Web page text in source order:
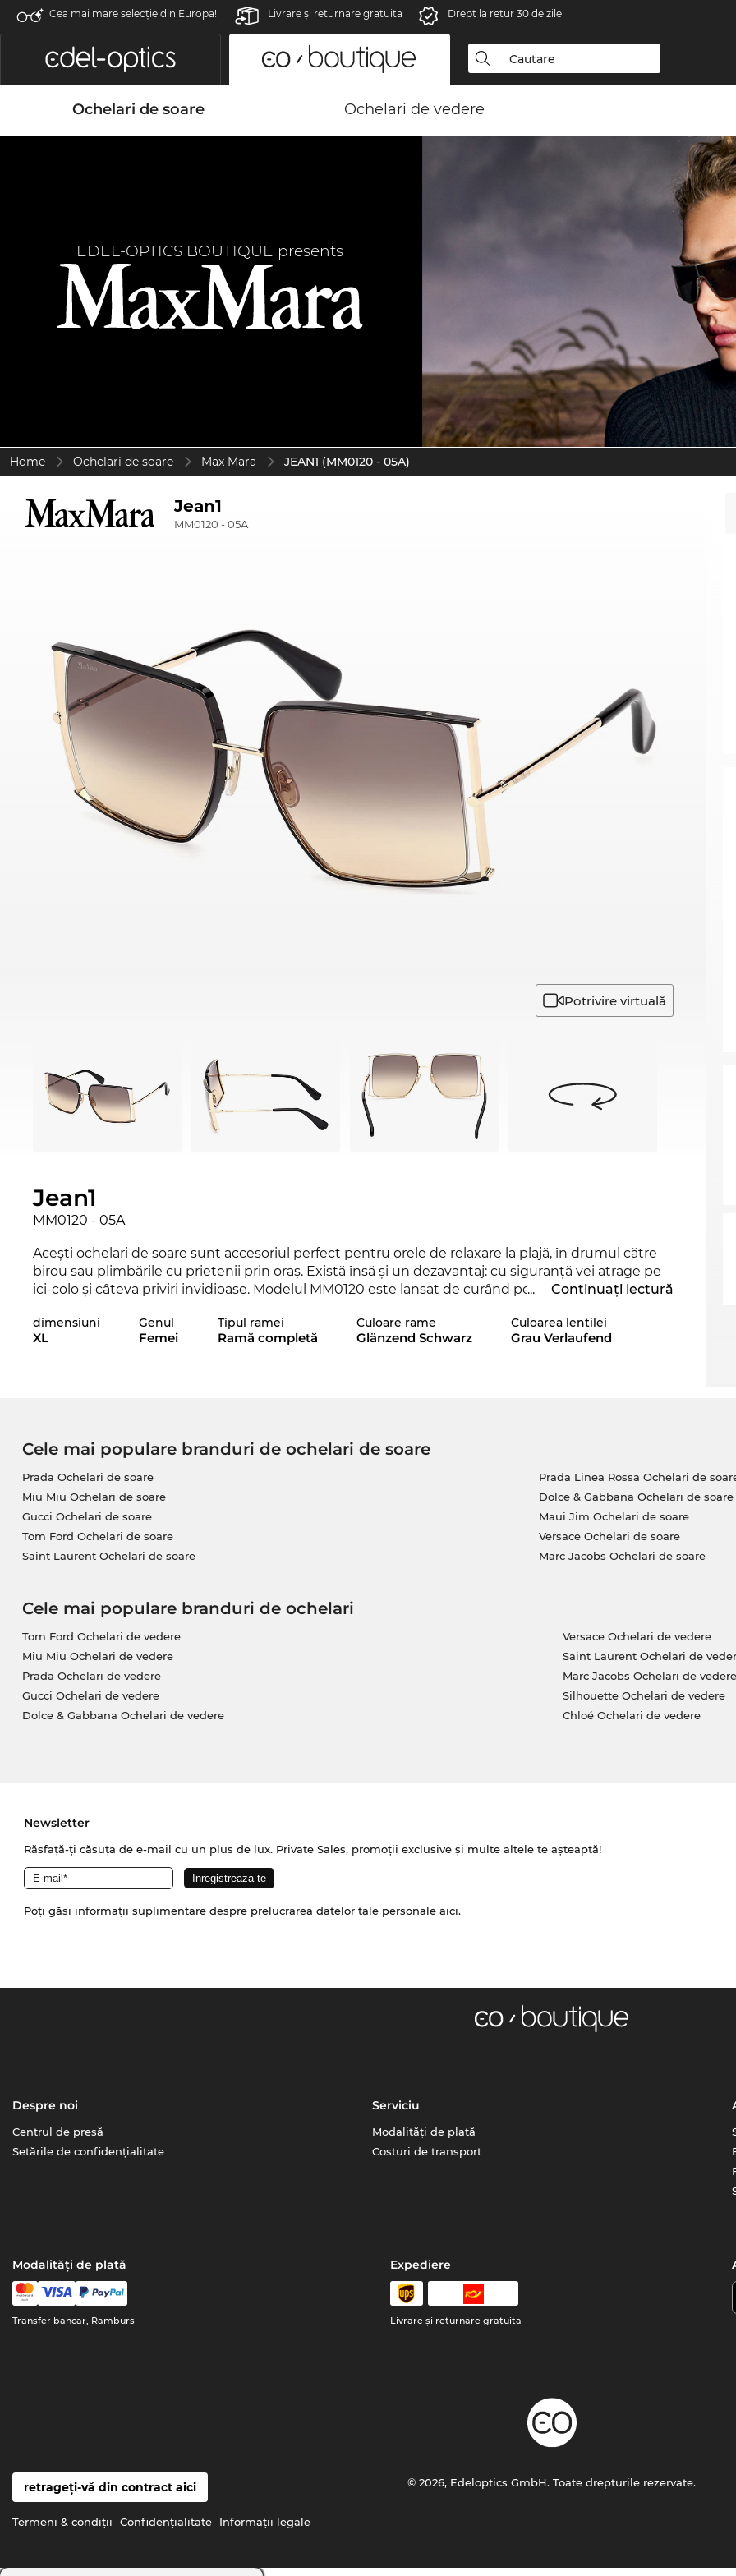
Cea mai mare selecție din Europa! Livrare şi returnare gratuita Drept la retur 30 de zile
Ochelari de soare Ochelari de vedere
EDEL-OPTICS BOUTIQUE presents
Home Ochelari de soare Max Mara JEAN1 (MM0120 - 05A)
Jean1
MM0120 - 05A
Potrivire virtuală
Jean1
MM0120 - 05A
Aceşti ochelari de soare sunt accesoriul perfect pentru orele de relaxare la plajă, în drumul către
birou sau plimbările cu prietenii prin oraş. Există însă şi un dezavantaj: cu siguranţă vei atrage pe
ici-colo şi câteva priviri invidioase. Modelul MM0120 este lansat de curând pe piaţă în 2024, aşa
Liniile pline de expresivitate conferă notei clasice a acestui model un caracter inconfundabil, ceea
află în stoc şi noi putem să-l expediem numaidecât, pentru un preţ super convenabil, aşa cu
găseşti doar la Edel-Optics. Cumpărând de pe Edel-Optics îţi asiguri cel mai bun preţ, pentru că
... Continuați lectură
dimensiuni
XL
Genul
Femei
Tipul ramei
Ramă completă
Culoare rame
Glänzend Schwarz
Culoarea lentilei
Grau Verlaufend
Cele mai populare branduri de ochelari de soare
Prada Ochelari de soare
Miu Miu Ochelari de soare
Gucci Ochelari de soare
Tom Ford Ochelari de soare
Saint Laurent Ochelari de soare
Prada Linea Rossa Ochelari de
Dolce & Gabbana Ochelari de soare
Maui Jim Ochelari de soare
Versace Ochelari de soare
Marc Jacobs Ochelari de soare
Cele mai populare branduri de ochelari
Tom Ford Ochelari de vedere
Miu Miu Ochelari de vedere
Prada Ochelari de vedere
Gucci Ochelari de vedere
Dolce & Gabbana Ochelari de vedere
Versace Ochelari de vedere
Saint Laurent Ochelari de
Marc Jacobs Ochelari de vedere
Silhouette Ochelari de vedere
Chloé Ochelari de vedere
Newsletter
Răsfață-ți căsuța de e-mail cu un plus de lux. Private Sales, promoții exclusive și multe altele te așteaptă!
Poți găsi informații suplimentare despre prelucrarea datelor tale personale aici.
Despre noi
Centrul de presă
Setările de confidențialitate
Serviciu
Modalități de plată
Costuri de transport
Modalități de plată
Transfer bancar, Ramburs
Expediere
Livrare şi returnare gratuita
retrageți-vă din contract aici
Termeni & condiţii Confidenţialitate Informaţii legale
© 2026, Edeloptics GmbH. Toate drepturile rezervate.